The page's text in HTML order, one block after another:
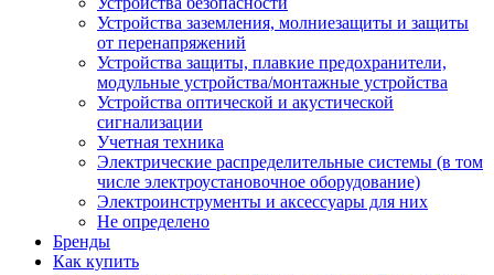
Устройства заземления, молниезащиты и защиты
от перенапряжений
Устройства защиты, плавкие предохранители,
модульные устройства/монтажные устройства
Устройства оптической и акустической
сигнализации
Учетная техника
Электрические распределительные системы (в том
числе электроустановочное оборудование)
Электроинструменты и аксессуары для них
Не определено
Бренды
Как купить